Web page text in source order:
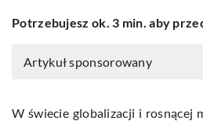
Potrzebujesz ok. 3 min. aby
Artykuł sponsorowany
W świecie globalizacji i rosnącej